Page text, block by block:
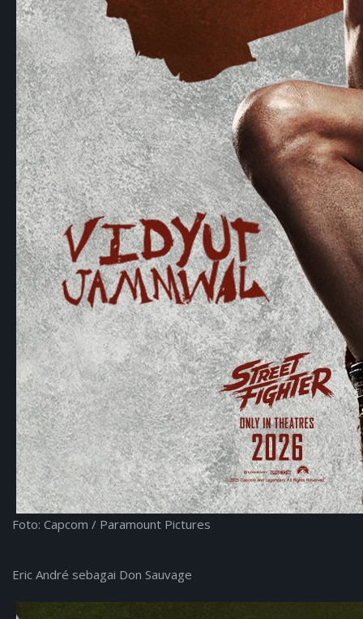
Foto: Capcom / Paramount Pictures
Eric André sebagai Don Sauvage